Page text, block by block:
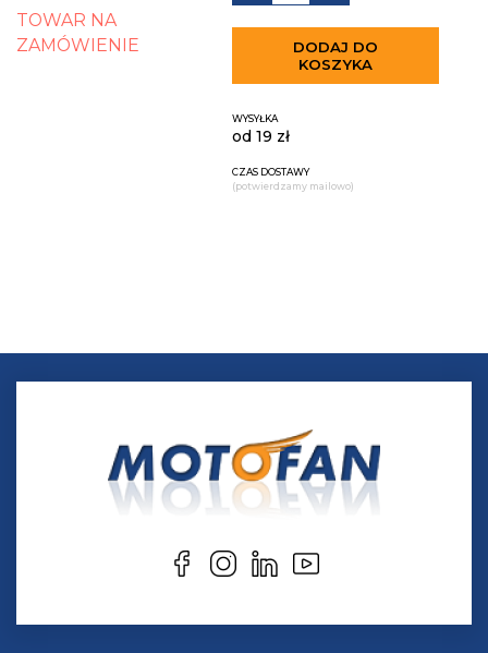
TOWAR NA
ZAMÓWIENIE
DODAJ DO
KOSZYKA
WYSYŁKA
od 19 zł
CZAS DOSTAWY
(potwierdzamy mailowo)